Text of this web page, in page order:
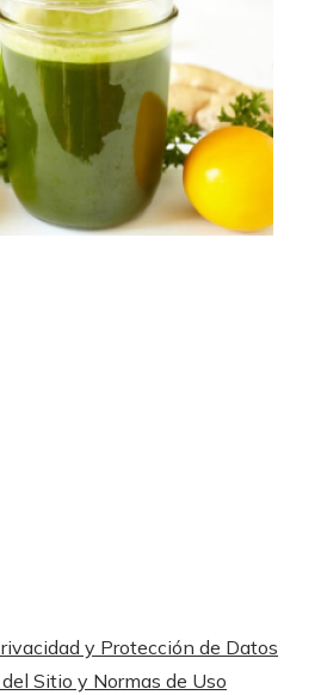
y Protección de Datos
Sitio y Normas de Uso